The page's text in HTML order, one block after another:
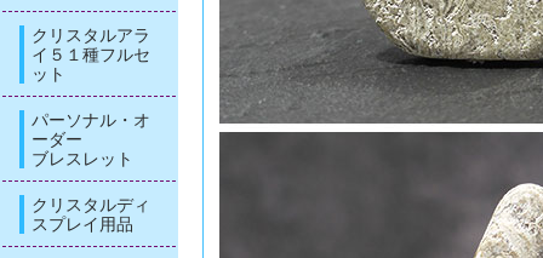
クリスタルアラ
イ５１種フルセ
ット
パーソナル・オ
ーダー
ブレスレット
クリスタルディ
スプレイ用品